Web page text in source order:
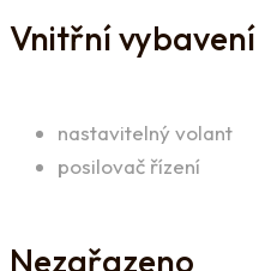
Vnitřní vybavení
nastavitelný volant
posilovač řízení
Nezařazeno